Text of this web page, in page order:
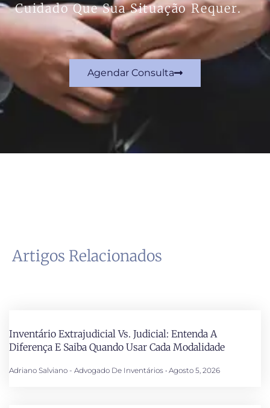
Cuidado Que Sua Situação Requer.
Agendar Consulta
Artigos Relacionados
Inventário Extrajudicial Vs. Judicial: Entenda A
Diferença E Saiba Quando Usar Cada Modalidade
Adriano Salviano - Advogado De Inventários Agosto 5, 2026